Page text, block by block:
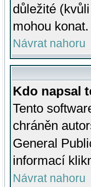
důležité
mohou konat.
Návrat nahoru
Kdo napsal
Tento
chráněn
General
informací
Návrat nahoru